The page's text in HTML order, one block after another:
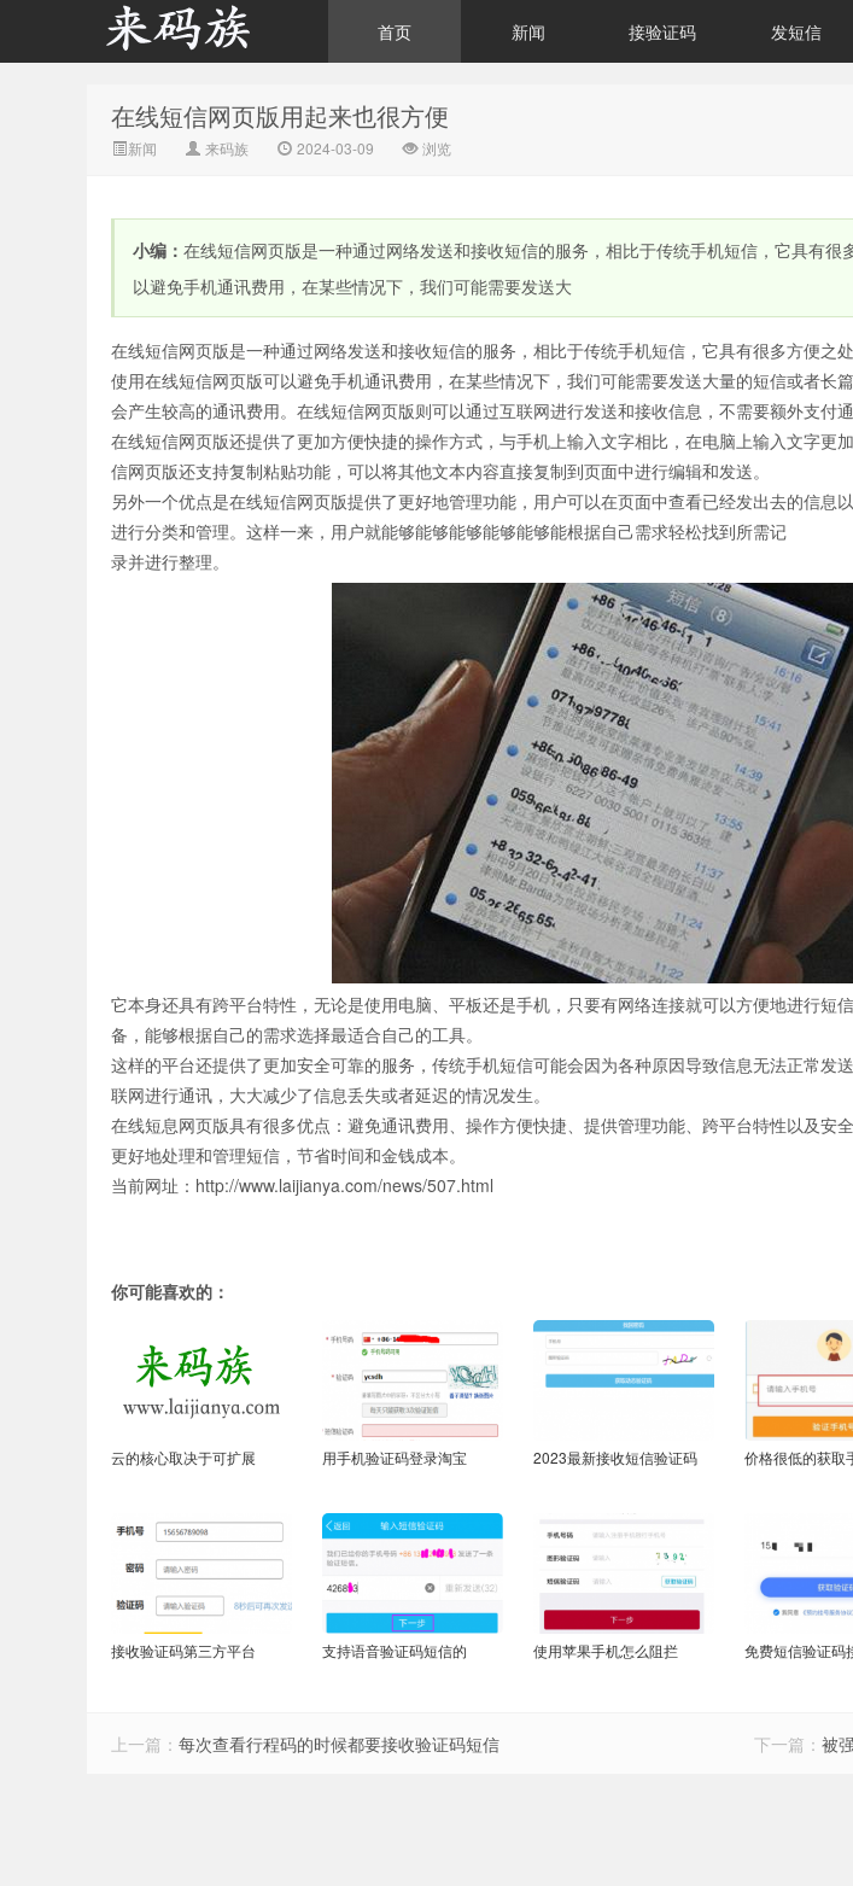
来码族 - 分享在线短信资
源接收资讯,手机短信验
首页 新闻 接验证码 发短信
在线短信网页版用起来也很方便
新闻 来码族 2024-03-09 浏览
小编： 在线短信网页版是一种通过网络发送和接收短信的服务，相比于传统手机短信，它具有很
以避免手机通讯费用，在某些情况下，我们可能需要发送大
在线短信网页版是一种通过网络发送和接收短信的服务，相比于传统手机短信，它具有很多方便之处
使用在线短信网页版可以避免手机通讯费用，在某些情况下，我们可能需要发送大量的短信或者长
会产生较高的通讯费用。在线短信网页版则可以通过互联网进行发送和接收信息，不需要额外支付通
在线短信网页版还提供了更加方便快捷的操作方式，与手机上输入文字相比，在电脑上输入文字更
信网页版还支持复制粘贴功能，可以将其他文本内容直接复制到页面中进行编辑和发送。
另外一个优点是在线短信网页版提供了更好地管理功能，用户可以在页面中查看已经发出去的信息
进行分类和管理。这样一来，用户就能够能够能够能够能够能根据自己需求轻松找到所需记
录并进行整理。
它本身还具有跨平台特性，无论是使用电脑、平板还是手机，只要有网络连接就可以方便地进行短
备，能够根据自己的需求选择最适合自己的工具。
这样的平台还提供了更加安全可靠的服务，传统手机短信可能会因为各种原因导致信息无法正常发
联网进行通讯，大大减少了信息丢失或者延迟的情况发生。
在线短息网页版具有很多优点：避免通讯费用、操作方便快捷、提供管理功能、跨平台特性以及安
更好地处理和管理短信，节省时间和金钱成本。
当前网址：http://www.laijianya.com/news/507.html
你可能喜欢的：
云的核心取决于可扩展 用手机验证码登录淘宝 2023最新接收短信验证码 价格很低的获取
接收验证码第三方平台 支持语音验证码短信的 使用苹果手机怎么阻拦 免费短信验证码
上一篇： 每次查看行程码的时候都要接收验证码短信 下一篇： 被